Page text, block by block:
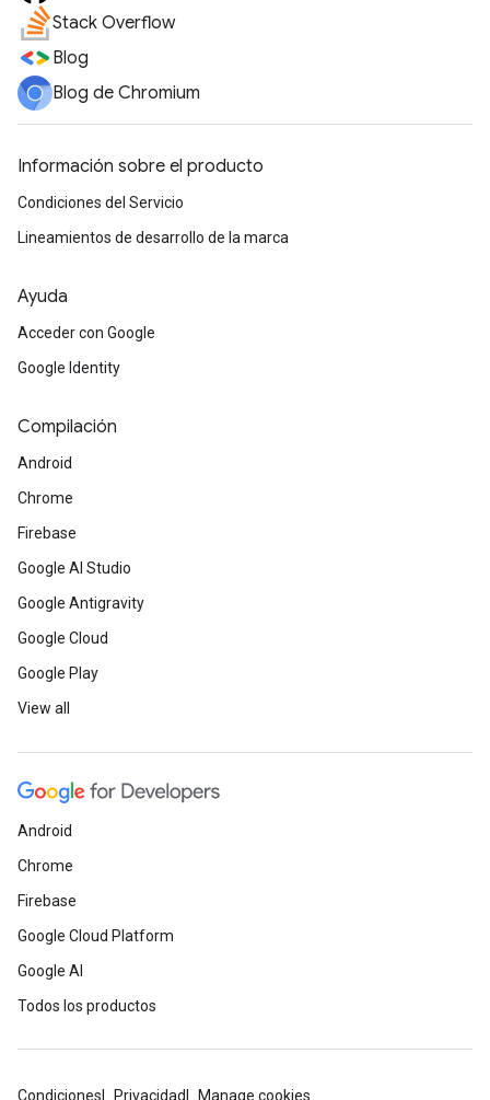
Stack Overflow
Blog
Blog de Chromium
Información sobre el producto
Condiciones del Servicio
Lineamientos de desarrollo de la marca
Ayuda
Acceder con Google
Google Identity
Compilación
Android
Chrome
Firebase
Google AI Studio
Google Antigravity
Google Cloud
Google Play
View all
Android
Chrome
Firebase
Google Cloud Platform
Google AI
Todos los productos
Condiciones Privacidad Manage cookies